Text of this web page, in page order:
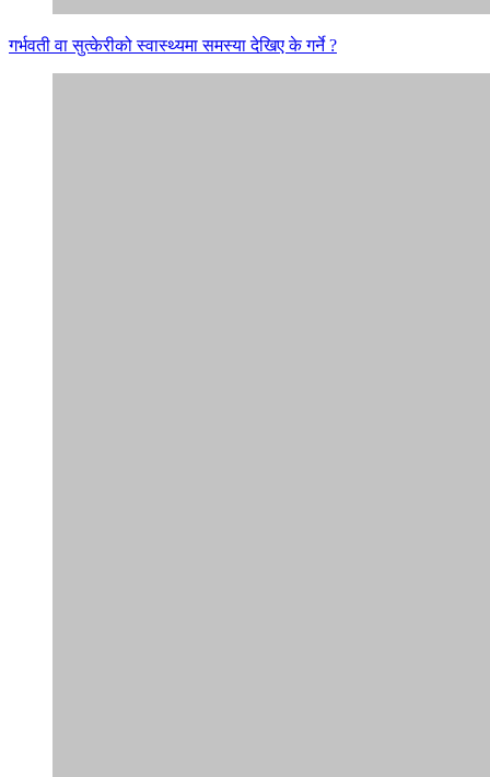
गर्भवती वा सुत्केरीको स्वास्थ्यमा समस्या देखिए के गर्ने ?